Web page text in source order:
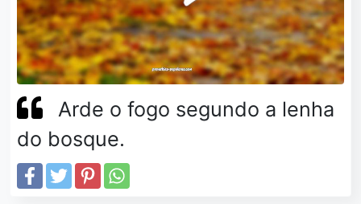
Arde o fogo segundo a lenha
do bosque.